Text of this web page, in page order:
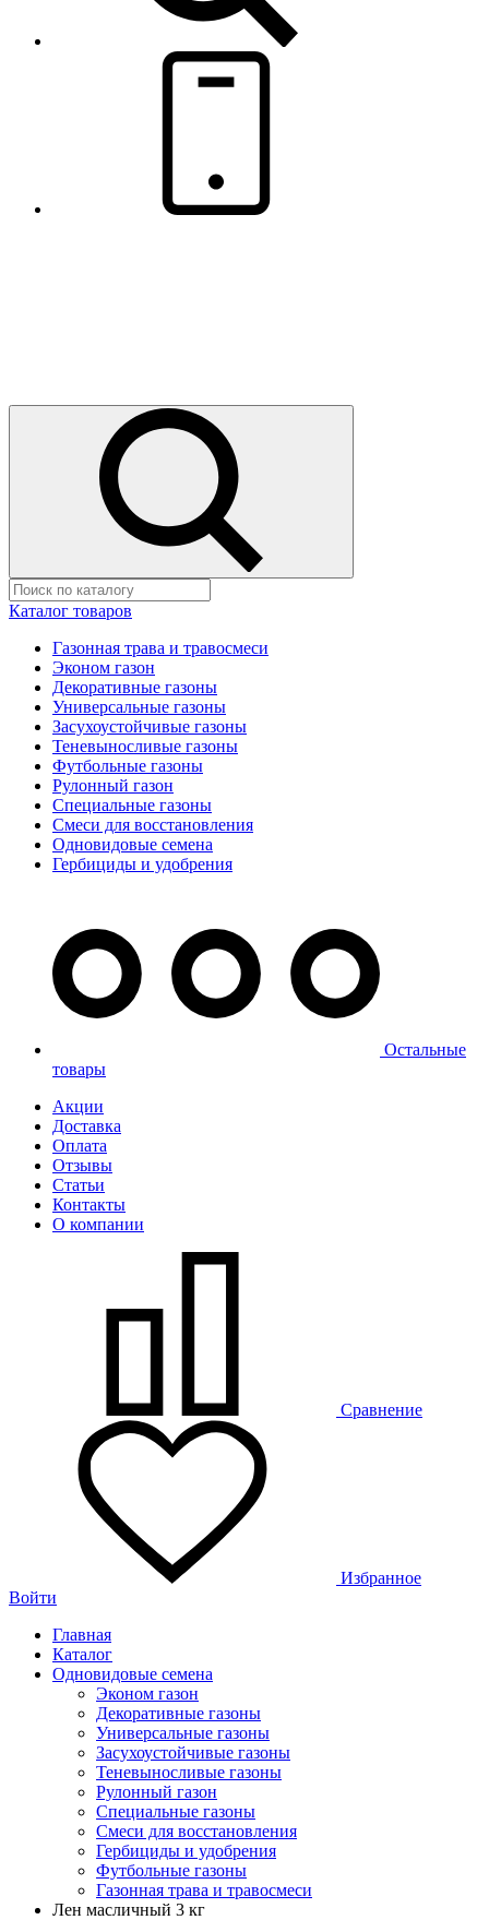
Каталог товаров
Газонная трава и травосмеси
Эконом газон
Декоративные газоны
Универсальные газоны
Засухоустойчивые газоны
Теневыносливые газоны
Футбольные газоны
Рулонный газон
Специальные газоны
Смеси для восстановления
Одновидовые семена
Гербициды и удобрения
Остальные
товары
Акции
Доставка
Оплата
Отзывы
Статьи
Контакты
О компании
Сравнение
Избранное
Войти
Главная
Каталог
Одновидовые семена
Эконом газон
Декоративные газоны
Универсальные газоны
Засухоустойчивые газоны
Теневыносливые газоны
Рулонный газон
Специальные газоны
Смеси для восстановления
Гербициды и удобрения
Футбольные газоны
Газонная трава и травосмеси
Лен масличный 3 кг